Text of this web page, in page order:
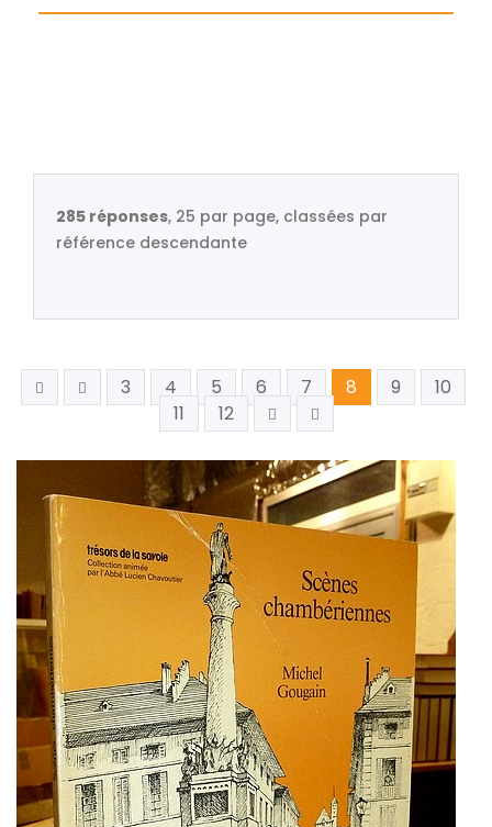
285 réponses, 25 par page, classées par
référence descendante
3 4 5 6 7 8 9
10
11
12